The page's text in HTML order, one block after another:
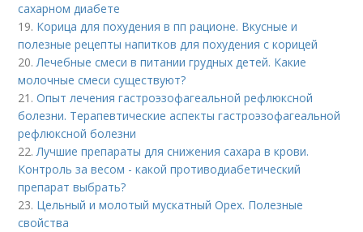
сахарном диабете
19. Корица для похудения в пп рационе. Вкусные и
полезные рецепты напитков для похудения с корицей
20.Лечебные смеси в питании грудных детей. Какие
молочные смеси существуют?
21.Опыт лечения гастроэзофагеальной рефлюксной
болезни. Терапевтические аспекты гастроэзофагеальной
рефлюксной болезни
22.Лучшие препараты для снижения сахара в крови.
Контроль за весом - какой противодиабетический
препарат выбрать?
23. Цельный и молотый мускатный Орех. Полезные
свойства